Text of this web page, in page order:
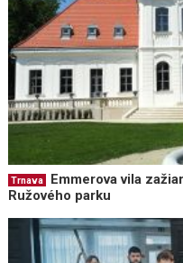
Trnava
Emmerova vila
Ružového parku